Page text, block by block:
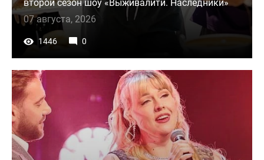
второй сезон шоу «Выживалити. Наследники»
07 августа, 2026
1446 0